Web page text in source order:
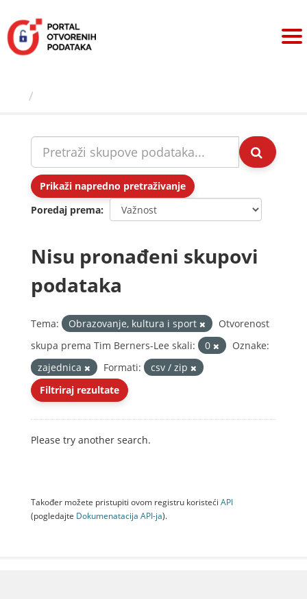
sadržaj
Prikaži napredno pretraživanje
Poredaj prema
Nisu pronađeni skupovi
podataka
Tema: Obrazovanje, kultura i sport
Otvorenost
skupa prema Tim Berners-Lee skali:
0
Oznake:
zajednica
Formati:
csv / zip
Filtriraj rezultate
Please try another search.
Također možete pristupiti ovom registru koristeći API
(pogledajte Dokumenаtаcijа API-jа).